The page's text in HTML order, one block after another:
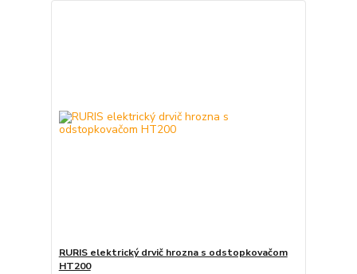
RURIS elektrický drvič hrozna s odstopkovačom
HT200